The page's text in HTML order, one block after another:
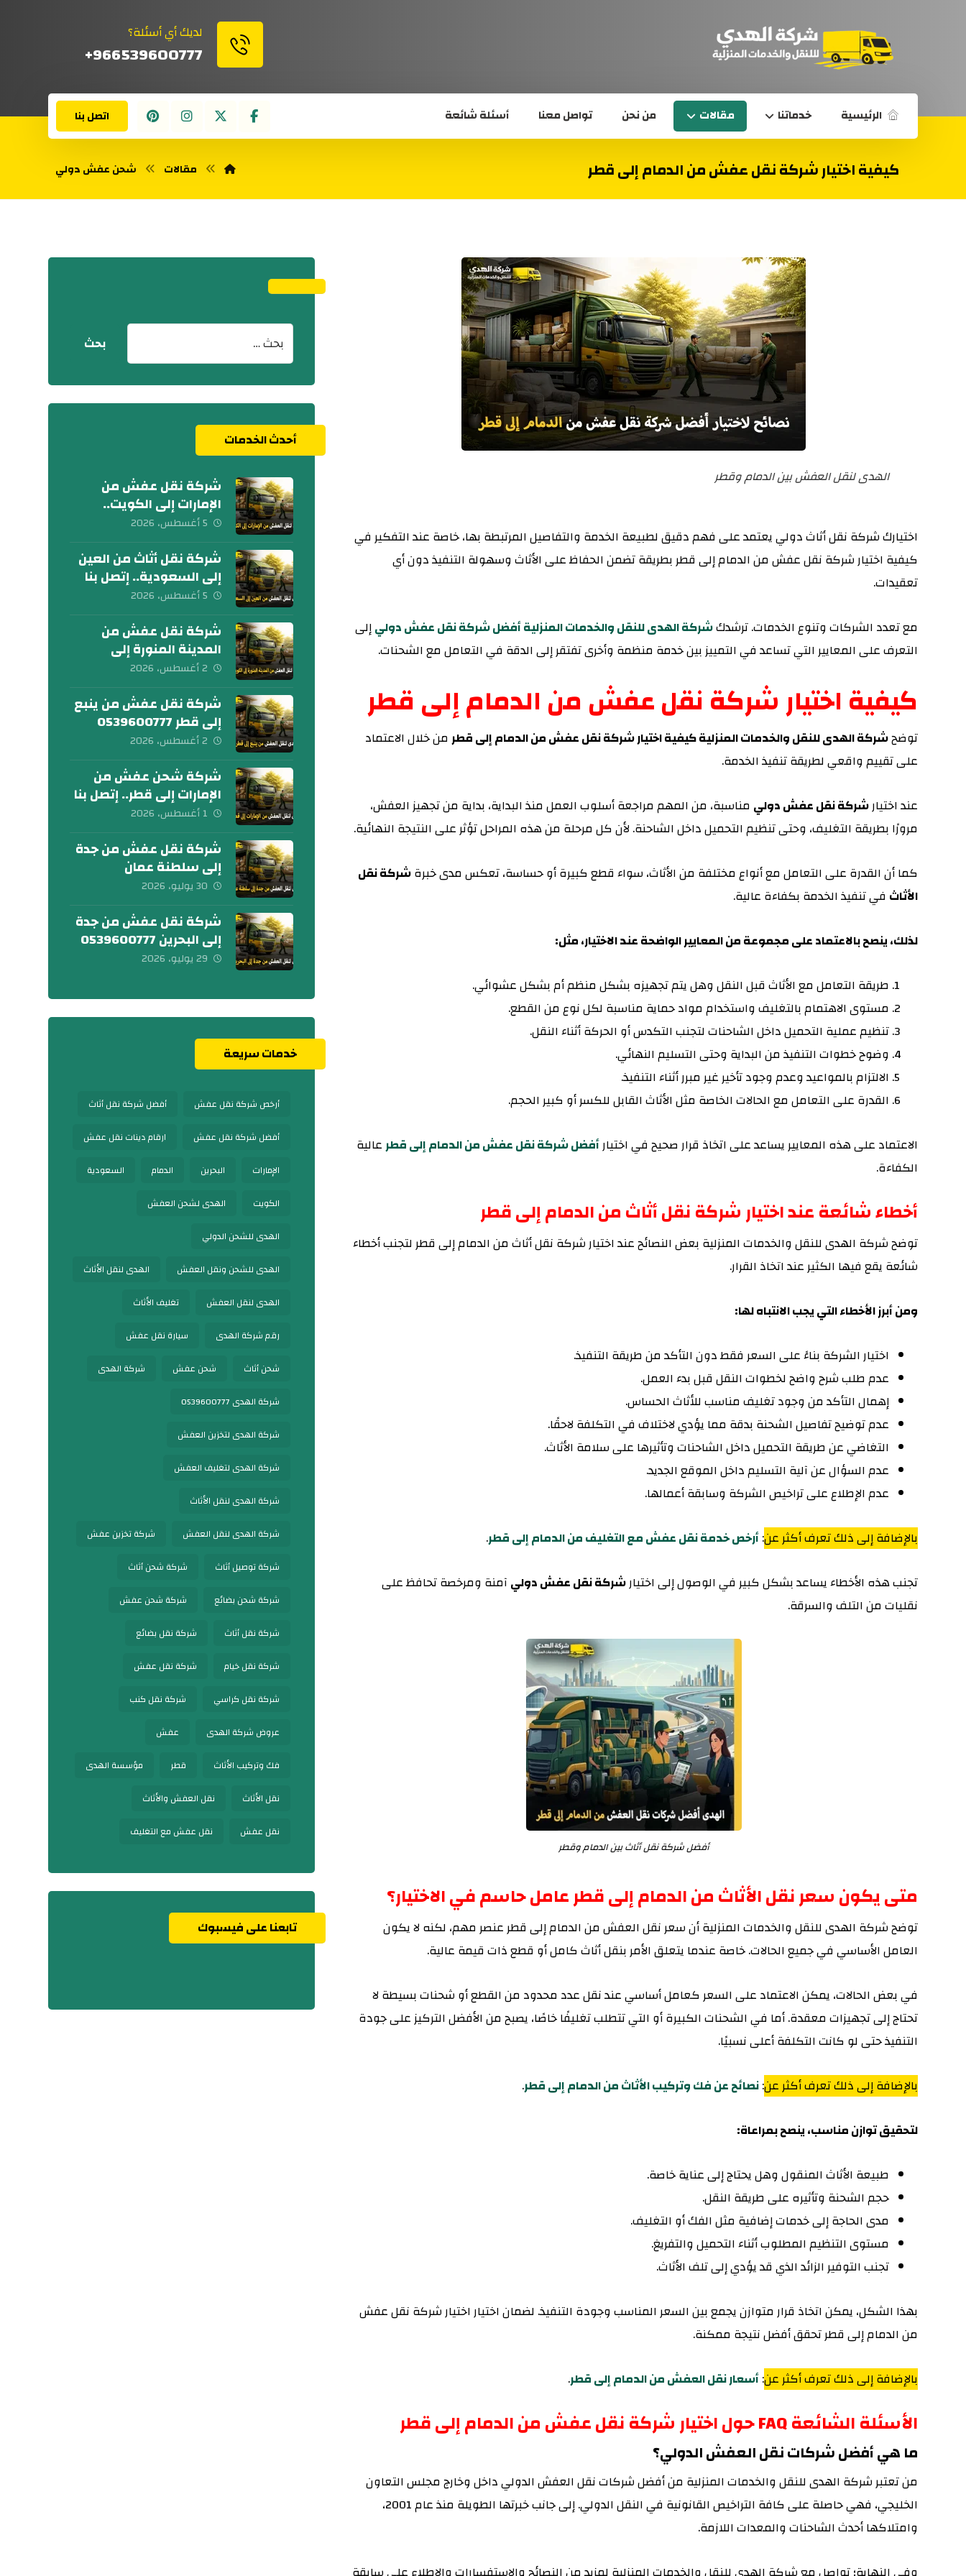
لديك أي أسئلة؟
966539600777+
الرئيسية خدماتنا مقالات من نحن تواصل معنا أسئلة شائعة اتصل بنا
كيفية اختيار شركة نقل عفش من الدمام إلى قطر مقالات شحن عفش دولي
الهدى لنقل العفش بين الدمام وقطر
اختيارك شركة نقل أثاث دولي يعتمد على فهم دقيق لطبيعة الخدمة والتفاصيل المرتبطة بها، خاصة عند التفكير في
كيفية اختيار شركة نقل عفش من الدمام إلى قطر بطريقة تضمن الحفاظ على الأثاث وسهولة التنفيذ دون أي
تعقيدات.
مع تعدد الشركات وتنوع الخدمات. ترشدكشركة الهدى للنقل والخدمات المنزلية أفضل شركة نقل عفش دوليإلى
التعرف على المعايير التي تساعد في التمييز بين خدمة منظمة وأخرى تفتقر إلى الدقة في التعامل مع الشحنات.
كيفية اختيار شركة نقل عفش من الدمام إلى قطر
توضحشركة الهدى للنقل والخدمات المنزلية كيفية اختيار شركة نقل عفش من الدمام إلى قطر من خلال الاعتماد
على تقييم واقعي لطريقة تنفيذ الخدمة.
عند اختيارشركة نقل عفش دولي مناسبة، من المهم مراجعة أسلوب العمل منذ البداية، بداية من تجهيز العفش،
مرورًا بطريقة التغليف، وحتى تنظيم التحميل داخل الشاحنة. لأن كل مرحلة من هذه المراحل تؤثر على النتيجة النهائية.
كما أن القدرة على التعامل مع أنواع مختلفة من الأثاث، سواء قطع كبيرة أو حساسة، تعكس مدى خبرةشركة نقل
الأثاث في تنفيذ الخدمة بكفاءة عالية.
لذلك، ينصح بالاعتماد على مجموعة من المعايير الواضحة عند الاختيار، مثل:
طريقة التعامل مع الأثاث قبل النقل وهل يتم تجهيزه بشكل منظم أم بشكل عشوائي.
مستوى الاهتمام بالتغليف واستخدام مواد حماية مناسبة لكل نوع من القطع.
تنظيم عملية التحميل داخل الشاحنات لتجنب التكدس أو الحركة أثناء النقل.
وضوح خطوات التنفيذ من البداية وحتى التسليم النهائي.
الالتزام بالمواعيد وعدم وجود تأخير غير مبرر أثناء التنفيذ.
القدرة على التعامل مع الحالات الخاصة مثل الأثاث القابل للكسر أو كبير الحجم.
الاعتماد على هذه المعايير يساعد على اتخاذ قرار صحيح في اختيارأفضل شركة نقل عفش من الدمام إلى قطرعالية
الكفاءة.
أخطاء شائعة عند اختيار شركة نقل أثاث من الدمام إلى قطر
توضح شركة الهدى للنقل والخدمات المنزلية بعض النصائح عند اختيار شركة نقل أثاث من الدمام إلى قطر لتجنب أخطاء
شائعة يقع فيها الكثير عند اتخاذ القرار.
ومن أبرز الأخطاء التي يجب الانتباه لها:
اختيار الشركة بناءً على السعر فقط دون التأكد من طريقة التنفيذ.
عدم طلب شرح واضح لخطوات النقل قبل بدء العمل.
إهمال التأكد من وجود تغليف مناسب للأثاث الحساس.
عدم توضيح تفاصيل الشحنة بدقة مما يؤدي لاختلاف في التكلفة لاحقًا.
التغاضي عن طريقة التحميل داخل الشاحنات وتأثيرها على سلامة الأثاث.
عدم السؤال عن آلية التسليم داخل الموقع الجديد.
عدم الإطلاع على تراخيص الشركة وسابقة أعمالها.
بالإضافة إلى ذلك تعرف أكثر عن:أرخص خدمة نقل عفش مع التغليف من الدمام إلى قطر.
تجنب هذه الأخطاء يساعد بشكل كبير في الوصول إلى اختيارشركة نقل عفش دولي آمنة ومرخصة تحافظ على
نقليات من التلف والسرقة.
أفضل شركة نقل أثاث بين الدمام وقطر
متى يكون سعر نقل الأثاث من الدمام إلى قطر عامل حاسم في الاختيار؟
توضح شركة الهدى للنقل والخدمات المنزلية أن سعر نقل العفش من الدمام إلى قطر عنصر مهم، لكنه لا يكون
العامل الأساسي في جميع الحالات. خاصة عندما يتعلق الأمر بنقل أثاث كامل أو قطع ذات قيمة عالية.
في بعض الحالات، يمكن الاعتماد على السعر كعامل أساسي عند نقل عدد محدود من القطع أو شحنات بسيطة لا
تحتاج إلى تجهيزات معقدة. أما في الشحنات الكبيرة أو التي تتطلب تغليفًا خاصًا، يصبح من الأفضل التركيز على جودة
التنفيذ حتى لو كانت التكلفة أعلى نسبيًا.
بالإضافة إلى ذلك تعرف أكثر عن:نصائح عن فك وتركيب الأثاث من الدمام إلى قطر.
لتحقيق توازن مناسب، ينصح بمراعاة:
طبيعة الأثاث المنقول وهل يحتاج إلى عناية خاصة.
حجم الشحنة وتأثيره على طريقة النقل.
مدى الحاجة إلى خدمات إضافية مثل الفك أو التغليف.
مستوى التنظيم المطلوب أثناء التحميل والتفريغ.
تجنب التوفير الزائد الذي قد يؤدي إلى تلف الأثاث.
بهذا الشكل، يمكن اتخاذ قرار متوازن يجمع بين السعر المناسب وجودة التنفيذ. لضمان اختيار اختيار شركة نقل عفش
من الدمام إلى قطر تحقق أفضل نتيجة ممكنة.
بالإضافة إلى ذلك تعرف أكثر عن:أسعار نقل العفش من الدمام إلى قطر.
الأسئلة الشائعة FAQ حول اختيار شركة نقل عفش من الدمام إلى قطر
ما هي أفضل شركات نقل العفش الدولي؟
من تعتبر شركة الهدى للنقل والخدمات المنزلية من أفضل شركات نقل العفش الدولي داخل وخارج مجلس التعاون
الخليجي، فهي حاصلة على كافة التراخيص القانونية في النقل الدولي. إلى جانب خبرتها الطويلة منذ عام 2001،
وامتلاكها أحدث الشاحنات والمعدات اللازمة.
أحدث الخدمات
شركة نقل عفش من
الإمارات إلى الكويت..
تواصل معنا الآن
5 أغسطس، 2026
شركة نقل أثاث من العين
إلى السعودية.. إتصل بنا
اليوم
5 أغسطس، 2026
شركة نقل عفش من
المدينة المنورة إلى
الكويت 0539600777
2 أغسطس، 2026
شركة نقل عفش من ينبع
إلى قطر 0539600777
2 أغسطس، 2026
شركة شحن عفش من
الإمارات إلى قطر.. إتصل بنا
الآن
1 أغسطس، 2026
شركة نقل عفش من جدة
إلى سلطنة عمان
0539600777
30 يوليو، 2026
شركة نقل عفش من جدة
إلى البحرين 0539600777
29 يوليو، 2026
خدمات سريعة
أرخص شركة نقل عفش أفضل شركة نقل أثاث
أفضل شركة نقل عفش ارقام دينات نقل عفش
الإمارات البحرين الدمام السعودية
الكويت الهدى لشحن العفش
الهدى للشحن الدولي
الهدى للشحن ونقل العفش الهدى لنقل الأثاث
الهدى لنقل العفش تغليف الأثاث
رقم شركة الهدى سيارة نقل عفش
شحن أثاث شحن عفش شركة الهدى
شركة الهدى 0539600777
شركة الهدى لتخزين العفش
شركة الهدى لتغليف العفش
شركة الهدى لنقل الأثاث
شركة الهدى لنقل العفش شركة تخزين عفش
شركة توصيل أثاث شركة شحن أثاث
شركة شحن بضائع شركة شحن عفش
شركة نقل أثاث شركة نقل بضائع
شركة نقل خيام شركة نقل عفش
شركة نقل كراسي شركة نقل كنب
عروض شركة الهدى عفش
فك وتركيب الأثاث قطر مؤسسة الهدى
نقل الأثاث نقل العفش والأثاث
نقل عفش نقل عفش مع التغليف
تابعنا على فيسبوك